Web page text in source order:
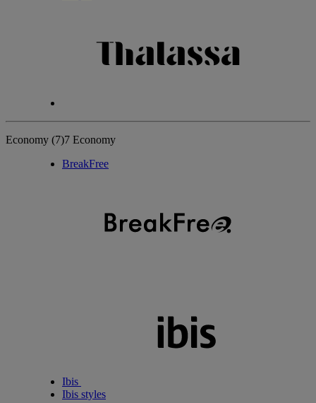
Economy (7)7 Economy
BreakFree
Ibis
Ibis styles